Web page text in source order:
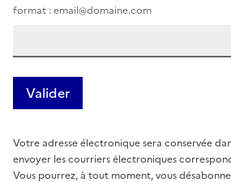
format : email@domaine.com
Votre adresse électronique sera conservée
envoyer les courriers électroniques
Vous pourrez, à tout moment, vous